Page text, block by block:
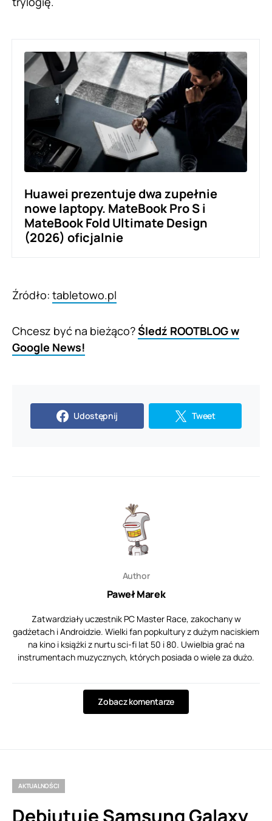
Huawei prezentuje dwa zupełnie
nowe laptopy. MateBook Pro S i
MateBook Fold Ultimate Design
(2026) oficjalnie
Źródło: tabletowo.pl
Chcesz być na bieżąco?Śledź ROOTBLOG w
Google News!
Udostępnij Tweet
Author
Paweł Marek
Zatwardziały uczestnik PC Master Race, zakochany w
gadżetach i Androidzie. Wielki fan popkultury z dużym naciskiem
na kino i książki z nurtu sci-fi lat 50 i 80. Uwielbia grać na
instrumentach muzycznych, których posiada o wiele za dużo.
Zobacz komentarze
AKTUALNOŚCI
Debiutuje Samsung Galaxy